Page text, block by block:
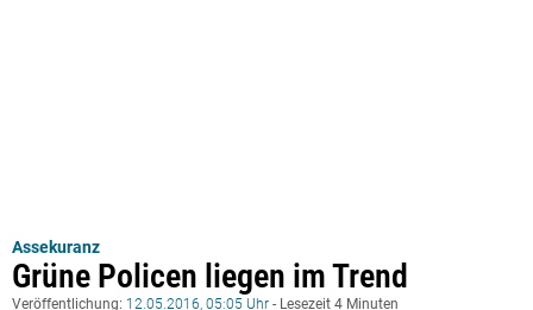
Assekuranz
Grüne Policen liegen im Trend
Veröffentlichung: 12.05.2016, 05:05 Uhr - Lesezeit 4 Minuten